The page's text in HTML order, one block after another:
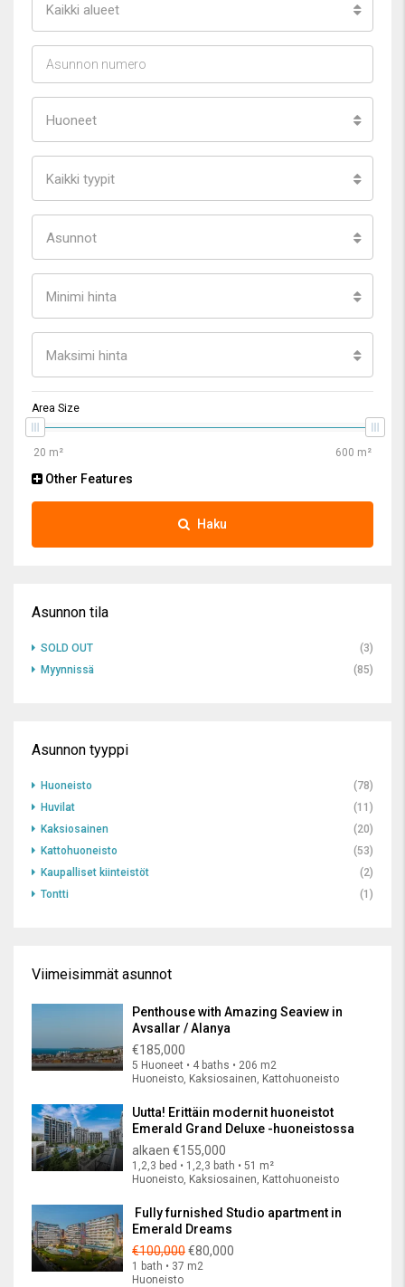
Kaikki alueet
Huoneet
Kaikki tyypit
Asunnot
Minimi hinta
Maksimi hinta
Area Size
Other Features
Haku
Asunnon tila
SOLD OUT
(3)
Myynnissä
(85)
Asunnon tyyppi
Huoneisto
(78)
Huvilat
(11)
Kaksiosainen
(20)
Kattohuoneisto
(53)
Kaupalliset kiinteistöt
(2)
Tontti
(1)
Viimeisimmät asunnot
Penthouse with Amazing Seaview in
Avsallar / Alanya
€185,000
5 Huoneet • 4 baths • 206 m2
Huoneisto, Kaksiosainen, Kattohuoneisto
Uutta! Erittäin modernit huoneistot
Emerald Grand Deluxe -huoneistossa
alkaen €155,000
1,2,3 bed • 1,2,3 bath • 51 m²
Huoneisto, Kaksiosainen, Kattohuoneisto
Fully furnished Studio apartment in
Emerald Dreams
€100,000€80,000
1 bath • 37 m2
Huoneisto